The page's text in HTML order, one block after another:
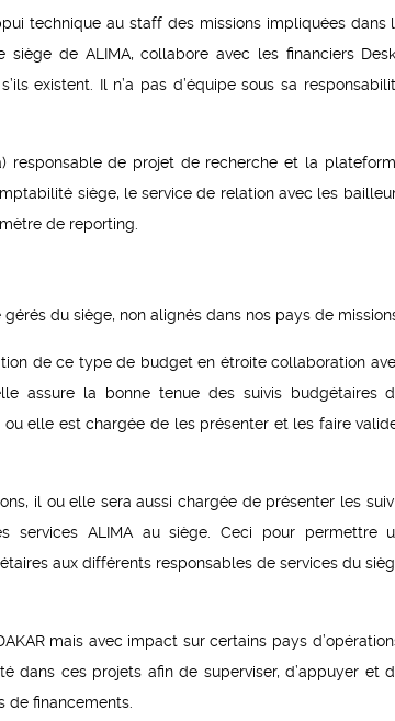
technique au staff des missions impliquées dans
de ALIMA, collabore avec les financiers
existent. Il n’a pas d’équipe sous sa
responsable de projet de recherche et la
siège, le service de relation avec les
de reporting.
du siège, non alignés dans nos pays de
de ce type de budget en étroite collaboration
assure la bonne tenue des suivis budgétaires
elle est chargée de les présenter et les faire
il ou elle sera aussi chargée de présenter les
services ALIMA au siège. Ceci pour permettre
aux différents responsables de services du
mais avec impact sur certains pays
dans ces projets afin de superviser, d’appuyer et
de financements.